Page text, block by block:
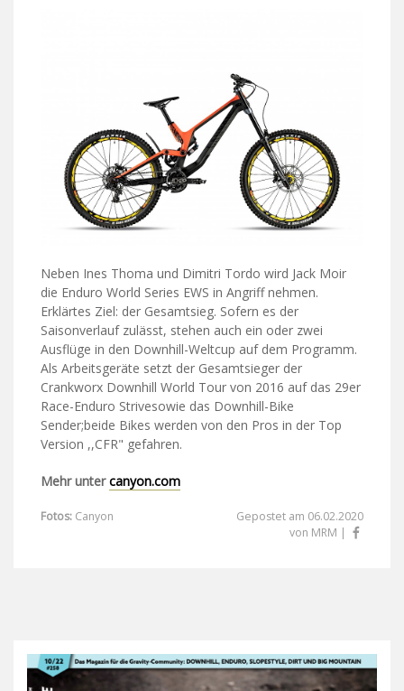
Neben Ines Thoma und Dimitri Tordo wird Jack Moir
die Enduro World Series EWS in Angriff nehmen.
Erklärtes Ziel: der Gesamtsieg. Sofern es der
Saisonverlauf zulässt, stehen auch ein oder zwei
Ausflüge in den Downhill-Weltcup auf dem Programm.
Als Arbeitsgeräte setzt der Gesamtsieger der
Crankworx Downhill World Tour von 2016 auf das 29er
Race-Enduro Strivesowie das Downhill-Bike
Sender;beide Bikes werden von den Pros in der Top
Version ,,CFR" gefahren.
Mehr untercanyon.com
Fotos: Canyon
Gepostet am 06.02.2020
von MRM |